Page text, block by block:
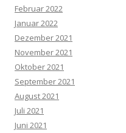
Februar 2022
Januar 2022
Dezember 2021
November 2021
Oktober 2021
September 2021
August 2021
Juli 2021
Juni 2021